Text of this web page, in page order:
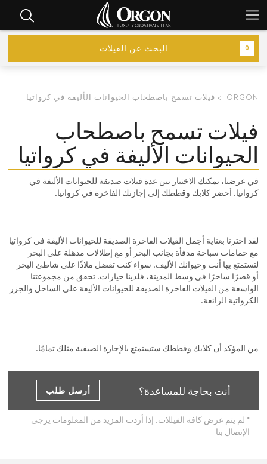
البحث عن الفيلات 0
ORGON فيلات تسمح باصطحاب الحيوانات الأليفة في كرواتيا
فيلات تسمح باصطحاب
الحيوانات الأليفة في كرواتيا
في عرضنا، يمكنك الاختيار بين عدة فيلات صديقة للحيوانات الأليفة في
كرواتيا. أحضر كلابك وقططك إلى إجازتك الفاخرة في كرواتيا.
لقد اخترنا بعناية أجمل الفيلات الفاخرة الصديقة للحيوانات الأليفة في كرواتيا
مع حمامات سباحة مدفأة بجانب البحر أو مع إطلالات مذهلة على البحر
لتستمتع بها أنت وحيوانك الأليف. سواء كنت تفضل ملاذًا على شاطئ البحر
أو قصرًا ساحرًا في وسط المدينة، فلدينا خيارات. تحقق من مجموعتنا
الواسعة من الفيلات الفاخرة الصديقة للحيوانات الأليفة على الساحل والجزر
الكرواتية الرائعة.
من المؤكد أن كلابك وقططك ستستمتع بالإجازة الصيفية مثلك تمامًا.
أنت بحاجة للمساعدة؟ أرسل طلب
* لم يتم عرض كافة الفيللات. إذا أردت المزيد من المعلومات يرجى
الإتصال بنا